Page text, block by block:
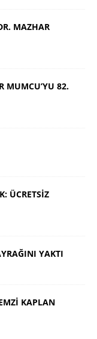
MAZHAR
MUMCU’YU 82.
ÜCRETSİZ
YAKTI
KAPLAN